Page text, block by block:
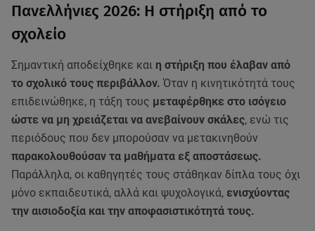
Πανελλήνιες 2026: Η στήριξη από το
σχολείο
Σημαντική αποδείχθηκε και η στήριξη που έλαβαν από
το σχολικό τους περιβάλλον. Όταν η κινητικότητά τους
επιδεινώθηκε, η τάξη τους μεταφέρθηκε στο ισόγειο
ώστε να μη χρειάζεται να ανεβαίνουν σκάλες, ενώ τις
περιόδους που δεν μπορούσαν να μετακινηθούν
παρακολουθούσαν τα μαθήματα εξ αποστάσεως.
Παράλληλα, οι καθηγητές τους στάθηκαν δίπλα τους όχι
μόνο εκπαιδευτικά, αλλά και ψυχολογικά, ενισχύοντας
την αισιοδοξία και την αποφασιστικότητά τους.